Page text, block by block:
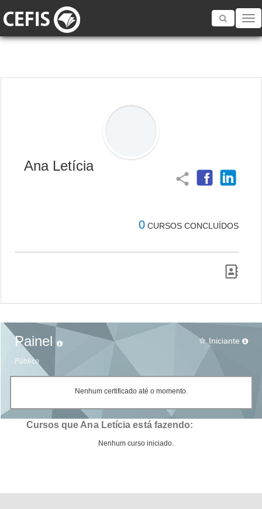
Toggle
Ana Letícia
share
0 CURSOS CONCLUÍDOS
Painel
Público
star_border Iniciante
Nenhum certificado até o momento.
Cursos que Ana Letícia está fazendo:
Nenhum curso iniciado.